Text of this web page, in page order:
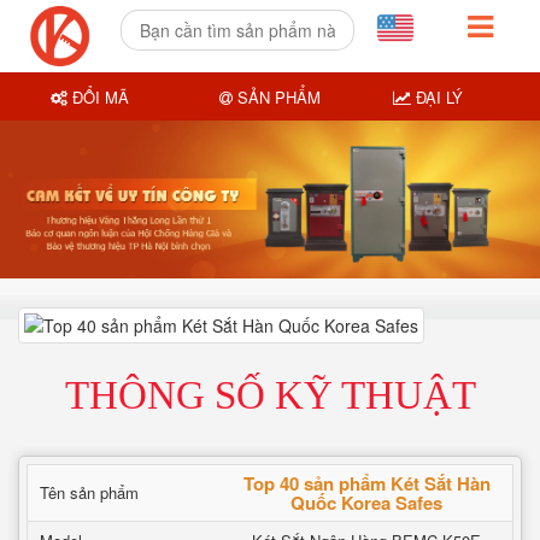
THÔNG SỐ KỸ THUẬT
Tên sản phẩm Top 40 sản phẩm Két Sắt Hàn
Quốc Korea Safes
ĐỔI MÃ SẢN PHẨM ĐẠI LÝ